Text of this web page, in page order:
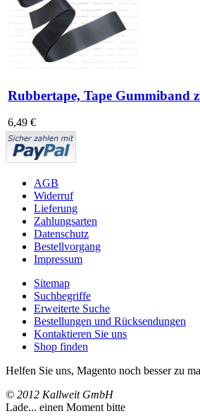
Rubbertape, Tape Gummiband
6,49 €
AGB
Widerruf
Lieferung
Zahlungsarten
Datenschutz
Bestellvorgang
Impressum
Sitemap
Suchbegriffe
Erweiterte Suche
Bestellungen und Rücksendungen
Kontaktieren Sie uns
Shop finden
Helfen Sie uns, Magento noch besser zu
© 2012 Kallweit GmbH
Lade... einen Moment bitte